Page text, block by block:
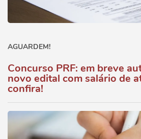
AGUARDEM!
Concurso PRF: em breve
novo edital com salário de
confira!